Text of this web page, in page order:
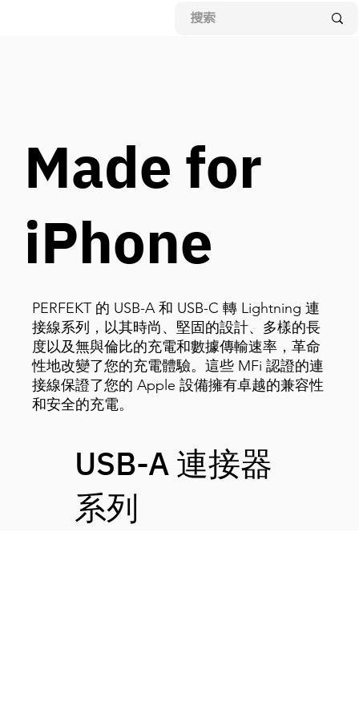
Made for
iPhone
PERFEKT 的 USB-A 和 USB-C 轉 Lightning 連
接線系列，以其時尚、堅固的設計、多樣的長
度以及無與倫比的充電和數據傳輸速率，革命
性地改變了您的充電體驗。這些 MFi 認證的連
接線保證了您的 Apple 設備擁有卓越的兼容性
和安全的充電。
USB-A 連接器
系列